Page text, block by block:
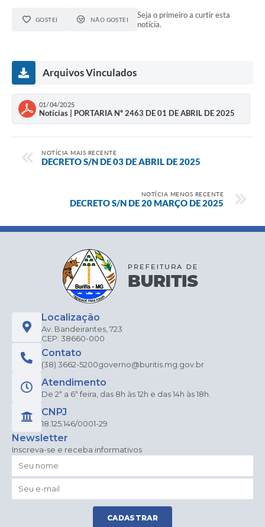
GOSTEI NÃO GOSTEI
Seja o primeiro a curtir esta
notícia.
Arquivos Vinculados
01/04/2025
Notícias | PORTARIA Nº 2463 DE 01 DE ABRIL DE 2025
NOTÍCIA MAIS RECENTE
DECRETO S/N DE 03 DE ABRIL DE 2025
NOTÍCIA MENOS RECENTE
DECRETO S/N DE 20 MARÇO DE 2025
Localização
Av. Bandeirantes, 723
CEP: 38660-000
Contato
(38) 3662-5200governo@buritis.mg.gov.br
Atendimento
De 2ª a 6ª feira, das 8h às 12h e das 14h às 18h.
CNPJ
18.125.146/0001-29
Newsletter
Inscreva-se e receba informativos
CADASTRAR